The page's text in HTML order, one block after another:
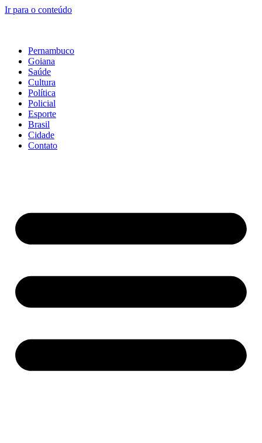
Ir para o conteúdo
Pernambuco
Goiana
Saúde
Cultura
Política
Policial
Esporte
Brasil
Cidade
Contato